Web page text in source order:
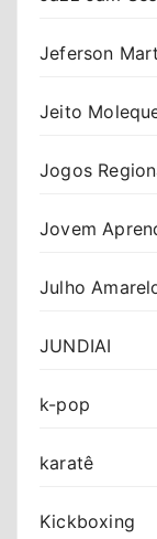
Jeferson
Jeito
Jogos
Jovem
Julho
JUNDIAI
k-pop
karatê
Kickboxing